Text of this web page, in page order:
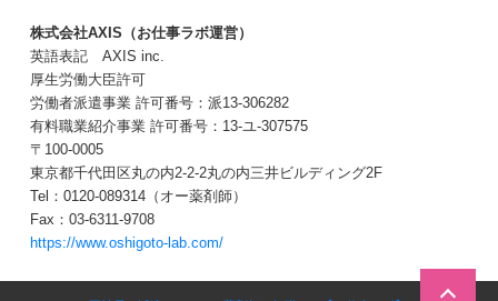
株式会社AXIS（お仕事ラボ運営）
英語表記 AXIS inc.
厚生労働大臣許可
労働者派遣事業 許可番号：派13-306282
有料職業紹介事業 許可番号：13-ユ-307575
〒100-0005
東京都千代田区丸の内2-2-2丸の内三井ビルディング2F
Tel：0120-089314（オー薬剤師）
Fax：03-6311-9708
https://www.oshigoto-lab.com/